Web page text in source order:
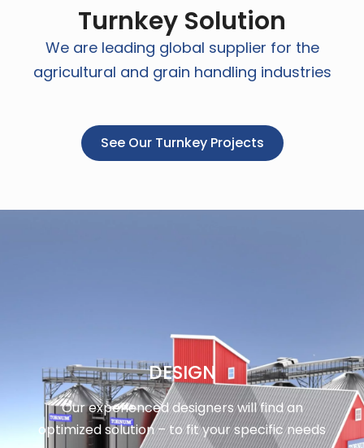
Turnkey Solution
We are leading global supplier for the
agricultural and grain handling industries
See Our Turnkey Projects
DESIGN
Our experienced designers will find an
optimized solution – to fit your specific needs